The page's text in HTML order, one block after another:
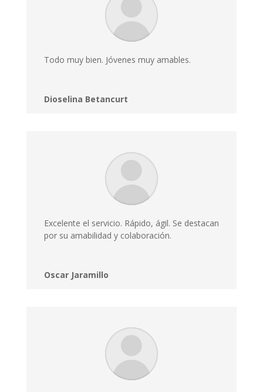
Todo muy bien. Jóvenes muy amables.
Dioselina Betancurt
Excelente el servicio. Rápido, ágil. Se destacan
por su amabilidad y colaboración.
Oscar Jaramillo